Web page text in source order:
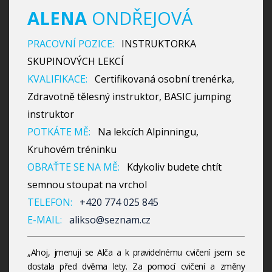
ALENA ONDŘEJOVÁ
PRACOVNÍ POZICE:
INSTRUKTORKA
SKUPINOVÝCH LEKCÍ
KVALIFIKACE: Certifikovaná osobní trenérka,
Zdravotně tělesný instruktor, BASIC jumping
instruktor
POTKÁTE MĚ:
Na lekcích Alpinningu,
Kruhovém tréninku
OBRAŤTE SE NA MĚ:
Kdykoliv budete chtít
semnou stoupat na vrchol
TELEFON:
+420 774 025 845
E-MAIL: alikso@seznam.cz
„Ahoj, jmenuji se Alča a k pravidelnému cvičení jsem se
dostala před dvěma lety. Za pomocí cvičení a změny